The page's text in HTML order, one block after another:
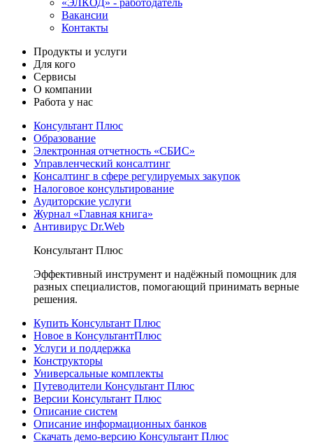
«ЭЛКОД» - работодатель
Вакансии
Контакты
Продукты и услуги
Для кого
Сервисы
О компании
Работа у нас
Консультант Плюс
Образование
Электронная отчетность «СБИС»
Управленческий консалтинг
Консалтинг в сфере регулируемых закупок
Налоговое консультирование
Аудиторские услуги
Журнал «Главная книга»
Антивирус Dr.Web
Консультант Плюс
Эффективный инструмент и надёжный помощник для
разных специалистов, помогающий принимать верные
решения.
Купить Консультант Плюс
Новое в КонсультантПлюс
Услуги и поддержка
Конструкторы
Универсальные комплекты
Путеводители Консультант Плюс
Версии Консультант Плюс
Описание систем
Описание информационных банков
Скачать демо-версию Консультант Плюс